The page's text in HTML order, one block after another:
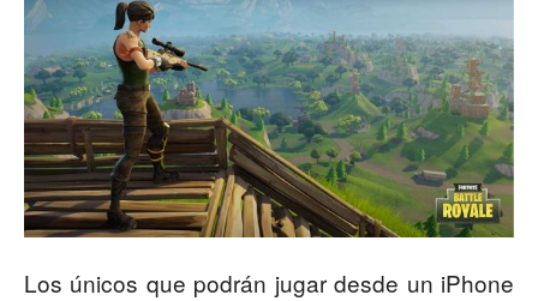
Los únicos que podrán jugar desde un iPhone